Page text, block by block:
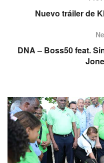
Nuevo tráiler de
DNA – Boss50 feat.